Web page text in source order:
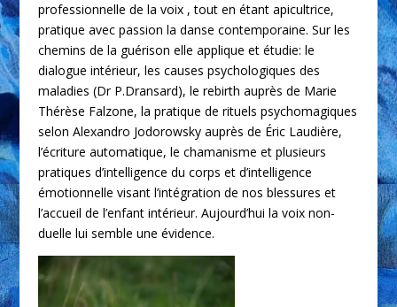
professionnelle de la voix , tout en étant apicultrice,
pratique avec passion la danse contemporaine. Sur les
chemins de la guérison elle applique et étudie: le
dialogue intérieur, les causes psychologiques des
maladies (Dr P.Dransard), le rebirth auprès de Marie
Thérèse Falzone, la pratique de rituels psychomagiques
selon Alexandro Jodorowsky auprès de Éric Laudière,
l’écriture automatique, le chamanisme et plusieurs
pratiques d’intelligence du corps et d’intelligence
émotionnelle visant l’intégration de nos blessures et
l’accueil de l’enfant intérieur. Aujourd’hui la voix non-
duelle lui semble une évidence.